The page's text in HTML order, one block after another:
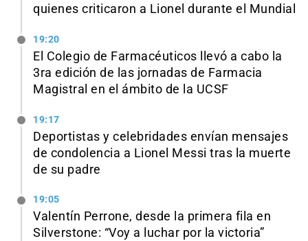
quienes criticaron a Lionel durante el Mundial
19:20
El Colegio de Farmacéuticos llevó a cabo la
3ra edición de las jornadas de Farmacia
Magistral en el ámbito de la UCSF
19:17
Deportistas y celebridades envían mensajes
de condolencia a Lionel Messi tras la muerte
de su padre
19:05
Valentín Perrone, desde la primera fila en
Silverstone: “Voy a luchar por la victoria”